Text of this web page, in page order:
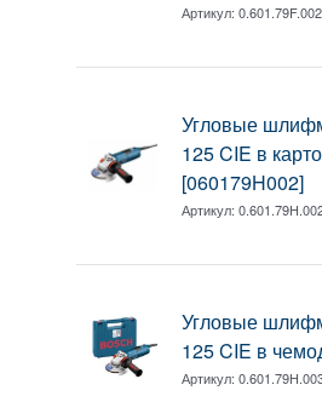
Артикул:0.601.79F.002
Угловые
125 CIE в
[060179H002]
Артикул:
Угловые
125 CIE в
Артикул: